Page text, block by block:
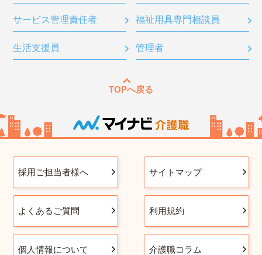
サービス管理責任者 福祉用具専門相談員
生活支援員 管理者
TOPへ戻る
採用ご担当者様へ サイトマップ
よくあるご質問 利用規約
個人情報について 介護職コラム